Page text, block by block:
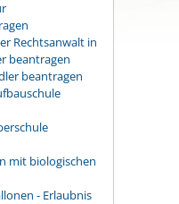
Rechtsanwalt in
beantragen
beantragen
mit biologischen
- Erlaubnis